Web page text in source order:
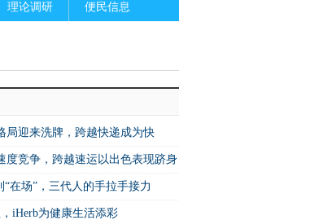
理论调研 便民信息
局迎来洗牌，跨越快递成为快
度竞争，跨越速运以出色表现跻身
10强
“在场”，三代人的手拉手接力
iHerb为健康生活添彩